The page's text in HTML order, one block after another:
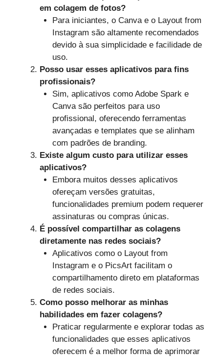
em colagem de fotos?
Para iniciantes, o Canva e o Layout from
Instagram são altamente recomendados
devido à sua simplicidade e facilidade de
uso.
Posso usar esses aplicativos para fins
profissionais?
Sim, aplicativos como Adobe Spark e
Canva são perfeitos para uso
profissional, oferecendo ferramentas
avançadas e templates que se alinham
com padrões de branding.
Existe algum custo para utilizar esses
aplicativos?
Embora muitos desses aplicativos
ofereçam versões gratuitas,
funcionalidades premium podem requerer
assinaturas ou compras únicas.
É possível compartilhar as colagens
diretamente nas redes sociais?
Aplicativos como o Layout from
Instagram e o PicsArt facilitam o
compartilhamento direto em plataformas
de redes sociais.
Como posso melhorar as minhas
habilidades em fazer colagens?
Praticar regularmente e explorar todas as
funcionalidades que esses aplicativos
oferecem é a melhor forma de aprimorar